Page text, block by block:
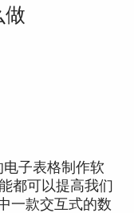
做
电子表格制作软
都可以提高我们
一款交互式的数